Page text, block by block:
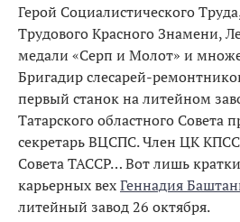
Герой Социалистического
Трудового Красного Знамени,
медали «Серп и Молот» и
Бригадир слесарей-
первый станок на литейном
Татарского областного Совета
секретарь ВЦСПС. Член ЦК
Совета ТАССР… Вот лишь
карьерных вехГеннадия
литейный завод 26 октября.